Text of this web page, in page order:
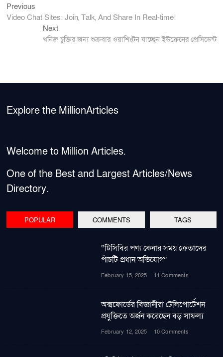
Post
navigation
Previous
post:
Video Chat Sites: Join, Talk, And Share In Real-time!
NextNext
post:
খনিজ চুক্তির জন্য শুক্রবার ওয়াশিংটন যাচ্ছেন ইউক্রেনের প্রেসিডেন্ট
Explore the MillionArticles
Welcome to Million Articles.
One of the Best and Largest Articles/News
Directory.
POPULAR COMMENTS TAGS
“টিসিবির পণ্য কেনার সময় ক্রেতাদের
পাঁচটি প্রধান অভিযোগ”
February 15, 2025 11 Comments
অক্সফোর্ডের বিজ্ঞানীরা টেলিপোর্টেশন
প্রযুক্তিতে অর্জন করেছেন বড় সাফল্য
February 12, 2025 10 Comments